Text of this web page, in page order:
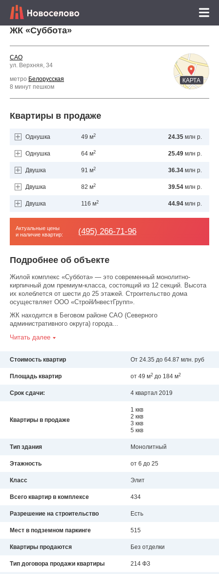
ЖК «Суббота»
САО
ул. Верхняя, 34
метро Белорусская
8 минут пешком
КАРТА
Квартиры в продаже
Однушка 49 м2 24.35млн р.
Однушка 64 м2 25.49млн р.
Двушка 91 м2 36.34млн р.
Двушка 82 м2 39.54млн р.
Двушка 116 м2 44.94млн р.
Актуальные цены
и наличие квартир:
(495) 266-71-96
Подробнее об объекте
Жилой комплекс «Суббота» — это современный монолитно-
кирпичный дом премиум-класса, состоящий из 12 секций. Высота
их колеблется от шести до 25 этажей. Строительство дома
осуществляет ООО «СтройИнвестГрупп».
ЖК находится в Беговом районе САО (Северного
административного округа) города...
Читать далее
Стоимость квартир От 24.35 до 64.87 млн. руб
Площадь квартир от 49 м2 до 184 м2
Срок сдачи: 4 квартал 2019
Квартиры в продаже
1 ккв
2 ккв
3 ккв
5 ккв
Тип здания Монолитный
Этажность от 6 до 25
Класс Элит
Всего квартир в комплексе 434
Разрешение на строительство Есть
Мест в подземном паркинге 515
Квартиры продаются Без отделки
Тип договора продажи квартиры 214 ФЗ